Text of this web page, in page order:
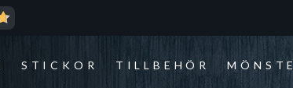
STICKOR TILLBEHÖR